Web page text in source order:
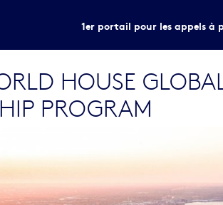
1er portail pour les appels à
HOUSE
PROGRAM